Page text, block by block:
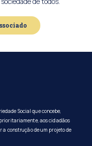
Social que concebe,
aos cidadãos
construção de um projeto de